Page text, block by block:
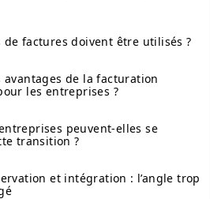
de factures doivent être utilisés ?
avantages de la facturation
les entreprises ?
peuvent-elles se
transition ?
et intégration : l’angle trop